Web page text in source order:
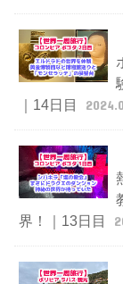
｜14日目
界！｜13日目